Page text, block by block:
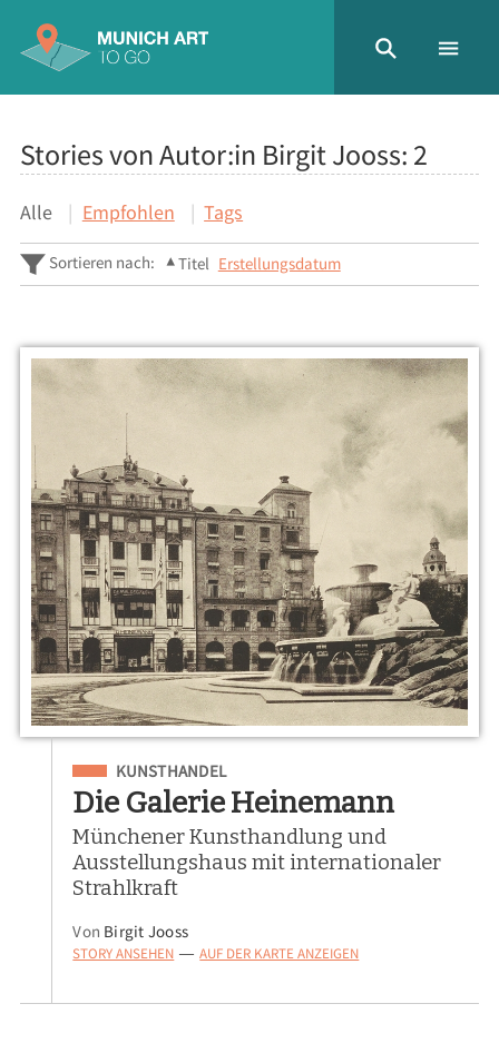
Stories von Autor:in Birgit Jooss: 2
Alle Empfohlen Tags
Sortieren nach: Titel Erstellungsdatum
Eingeordnet unter
KUNSTHANDEL
Die Galerie Heinemann
Münchener Kunsthandlung und
Ausstellungshaus mit internationaler
Strahlkraft
Von Birgit Jooss
STORY ANSEHEN — AUF DER KARTE ANZEIGEN